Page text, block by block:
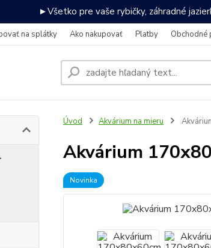
►Všetko pre vaše rybičky, záhradné
na splátky Ako nakupovať Platby Obchodné
Úvod Akvárium na mieru
Akvárium
Novinka